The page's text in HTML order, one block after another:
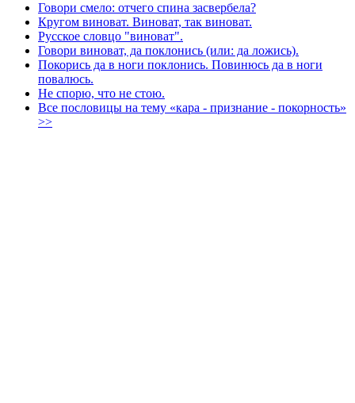
Говори смело: отчего спина засвербела?
Кругом виноват. Виноват, так виноват.
Русское словцо "виноват".
Говори виноват, да поклонись (или: да ложись).
Покорись да в ноги поклонись. Повинюсь да в ноги
повалюсь.
Не спорю, что не стою.
Все пословицы на тему «кара - признание - покорность»
>>